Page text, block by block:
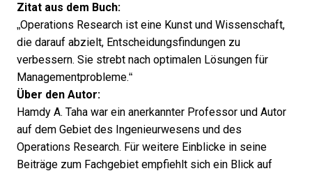
Zitat aus dem Buch:
„Operations Research ist eine Kunst und Wissenschaft,
die darauf abzielt, Entscheidungsfindungen zu
verbessern. Sie strebt nach optimalen Lösungen für
Managementprobleme.“
Über den Autor:
Hamdy A. Taha war ein anerkannter Professor und Autor
auf dem Gebiet des Ingenieurwesens und des
Operations Research. Für weitere Einblicke in seine
Beiträge zum Fachgebiet empfiehlt sich ein Blick auf